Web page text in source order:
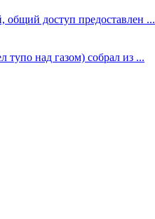
общий доступ предоставлен ...
тупо над газом) собрал из ...